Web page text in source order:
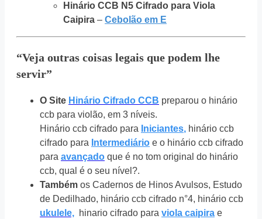
Hinário CCB N5 Cifrado para Viola
Caipira – Cebolão em E
“Veja outras coisas legais que podem lhe
servir”
O Site Hinário Cifrado CCB preparou o hinário
ccb para violão, em 3 níveis.
Hinário ccb cifrado para Iniciantes, hinário ccb
cifrado para Intermediário e o hinário ccb cifrado
para avançado que é no tom original do hinário
ccb, qual é o seu nível?.
Também os Cadernos de Hinos Avulsos, Estudo
de Dedilhado, hinário ccb cifrado n°4, hinário ccb
ukulele, hinario cifrado para viola caipira e